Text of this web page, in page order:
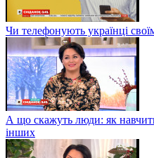
Чи телефонують українці
А що скажуть люди: як
інших